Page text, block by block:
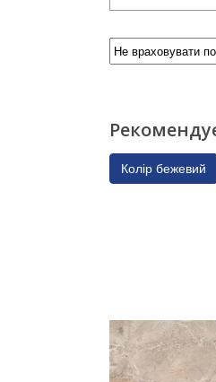
Колір бежевий